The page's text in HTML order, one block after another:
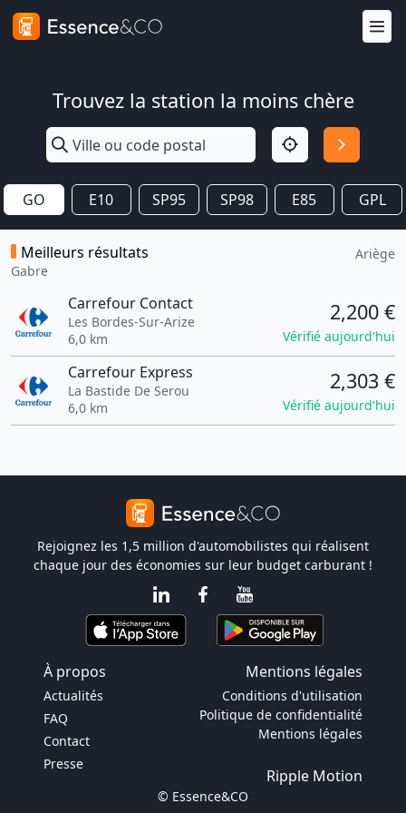
Trouvez la station la moins chère
GO E10 SP95 SP98 E85 GPL
Meilleurs résultats
Gabre
Ariège
Carrefour Contact
Les Bordes-Sur-Arize
6,0 km
2,200 €
Vérifié aujourd'hui
Carrefour Express
La Bastide De Serou
6,0 km
2,303 €
Vérifié aujourd'hui
Rejoignez les 1,5 million d'automobilistes qui réalisent
chaque jour des économies sur leur budget carburant !
À propos Mentions légales
Actualités
FAQ
Contact
Presse
Conditions d'utilisation
Politique de confidentialité
Mentions légales
Ripple Motion
© Essence&CO